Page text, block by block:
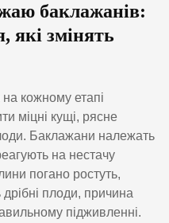
баклажанів:
які змінять
кожному етапі
міцні кущі, рясне
Баклажани належать
на нестачу
погано ростуть,
плоди, причина
підживленні.